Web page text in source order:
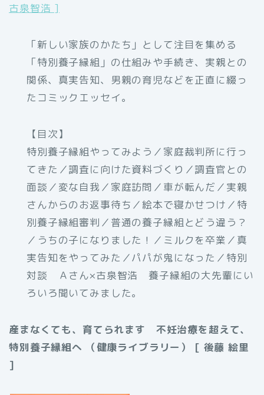
古泉智浩 ]
「新しい家族のかたち」として注目を集める
「特別養子縁組」の仕組みや手続き、実親との
関係、真実告知、男親の育児などを正直に綴っ
たコミックエッセイ。
【目次】
特別養子縁組やってみよう／家庭裁判所に行っ
てきた／調査に向けた資料づくり／調査官との
面談／変な自我／家庭訪問／車が転んだ／実親
さんからのお返事待ち／絵本で寝かせつけ／特
別養子縁組審判／普通の養子縁組とどう違う？
／うちの子になりました！／ミルクを卒業／真
実告知をやってみた／パパが鬼になった／特別
対談 Ａさん×古泉智浩 養子縁組の大先輩にい
ろいろ聞いてみました。
産まなくても、育てられます 不妊治療を超えて、
特別養子縁組へ （健康ライブラリー） [ 後藤 絵里
]